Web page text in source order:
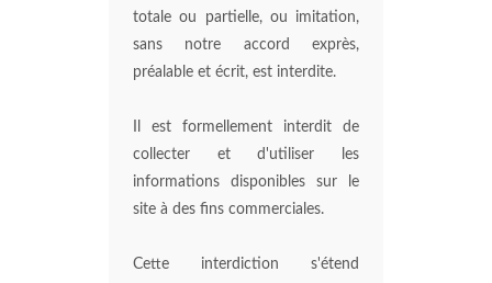
totale ou partielle, ou imitation,
sans notre accord exprès,
préalable et écrit, est interdite.
Il est formellement interdit de
collecter et d'utiliser les
informations disponibles sur le
site à des fins commerciales.
Cette interdiction s'étend